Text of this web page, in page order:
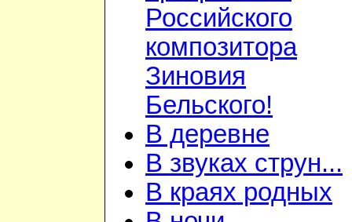
Российского
композитора
Зиновия
Бельского!
В деревне
В звуках струн...
В краях родных